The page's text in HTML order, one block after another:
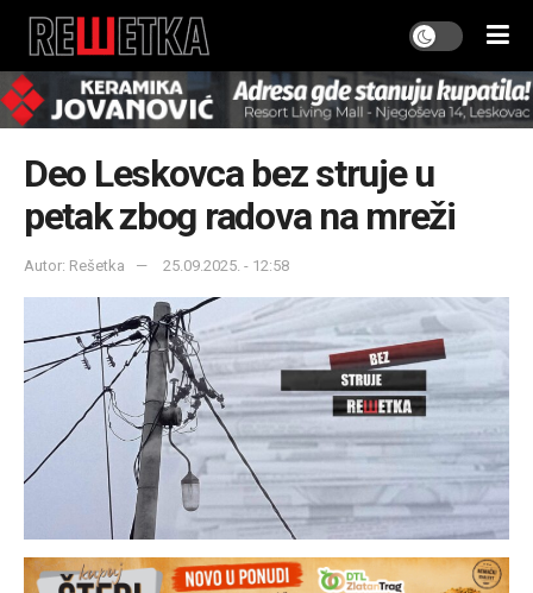
Deo Leskovca bez struje u
petak zbog radova na mreži
Autor: Rešetka 25.09.2025. - 12:58